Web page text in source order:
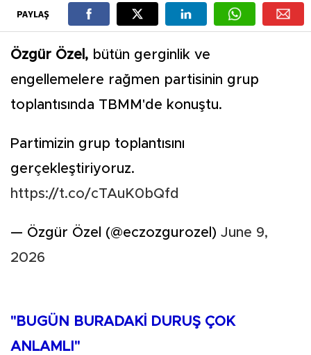
PAYLAŞ
Özgür Özel, bütün gerginlik ve
engellemelere rağmen partisinin grup
toplantısında TBMM'de konuştu.
Partimizin grup toplantısını
gerçekleştiriyoruz.
https://t.co/cTAuK0bQfd
— Özgür Özel (@eczozgurozel) June 9,
2026
"BUGÜN BURADAKİ DURUŞ ÇOK
ANLAMLI"